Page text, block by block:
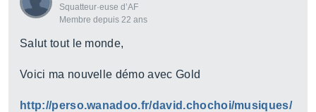
Squatteur·euse d’AF
Membre depuis 22 ans
Salut tout le monde,
Voici ma nouvelle démo avec Gold
http://perso.wanadoo.fr/david.chochoi/musiques/